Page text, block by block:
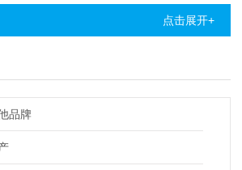
点击展开+
品牌